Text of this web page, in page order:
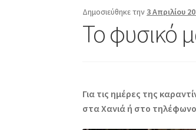
ΠΟΛΙΤΙΚΗ ΕΠΙΣΤΡΟΦΩΝ
Δημοσιεύθηκε την 3 Απριλίου
Το φυσικό
Για τις ημέρες της
στα Χανιά ή στο τηλέφωνο